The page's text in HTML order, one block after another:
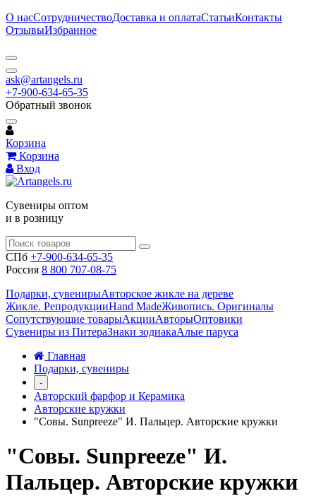
О насСотрудничествоДоставка и оплатаСтатьиКонтакты
ОтзывыИзбранное
ask@artangels.ru
+7-900-634-65-35
Обратный звонок
Корзина
Корзина
Вход
Сувениры оптом
и в розницу
СПб +7-900-634-65-35
Россия 8 800 707-08-75
Подарки, сувенирыАвторское жикле на дереве
Жикле. РепродукцииHand MadeЖивопись. Оригиналы
Сопутствующие товарыАкцииАвторыОптовики
Сувениры из ПитераЗнаки зодиакаАлые паруса
Главная
Подарки, сувениры
-
Авторский фарфор и Керамика
Авторские кружки
"Совы. Sunpreeze" И. Пальцер. Авторские кружки
"Совы. Sunpreeze" И.
Пальцер. Авторские кружки